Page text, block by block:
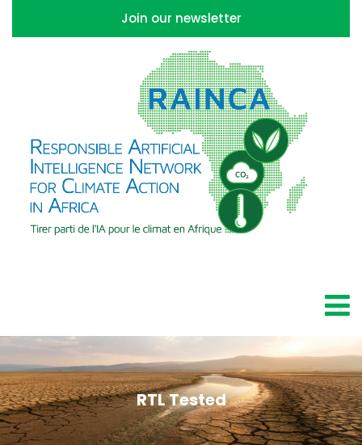
Join our newsletter
RTL Tested